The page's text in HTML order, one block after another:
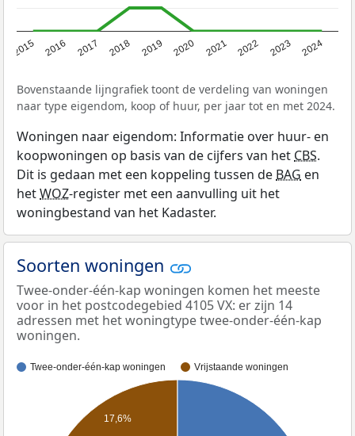
2015 2016 2017 2018 2019 2020 2021 2022 2023 2024
Bovenstaande lijngrafiek toont de verdeling van woningen
naar type eigendom, koop of huur, per jaar tot en met 2024.
Woningen naar eigendom: Informatie over huur- en
koopwoningen op basis van de cijfers van hetCBS.
Dit is gedaan met een koppeling tussen deBAG en
hetWOZ-register met een aanvulling uit het
woningbestand van het Kadaster.
Soorten woningen
Twee-onder-één-kap woningen komen het meeste
voor in het postcodegebied 4105 VX: er zijn 14
adressen met het woningtype twee-onder-één-kap
woningen.
Twee-onder-één-kap woningen Vrijstaande woningen
17,6%